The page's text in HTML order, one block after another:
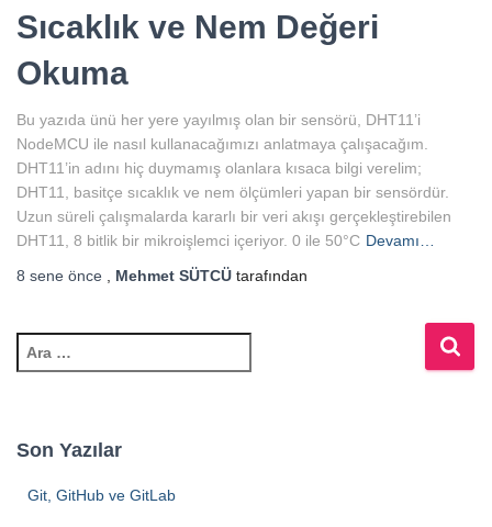
Sıcaklık ve Nem Değeri
Okuma
Bu yazıda ünü her yere yayılmış olan bir sensörü, DHT11’i
NodeMCU ile nasıl kullanacağımızı anlatmaya çalışacağım.
DHT11’in adını hiç duymamış olanlara kısaca bilgi verelim;
DHT11, basitçe sıcaklık ve nem ölçümleri yapan bir sensördür.
Uzun süreli çalışmalarda kararlı bir veri akışı gerçekleştirebilen
DHT11, 8 bitlik bir mikroişlemci içeriyor. 0 ile 50°C Devamı…
8 sene önce Mehmet SÜTCÜ tarafından
r
a
Son Yazılar
Git, GitHub ve GitLab